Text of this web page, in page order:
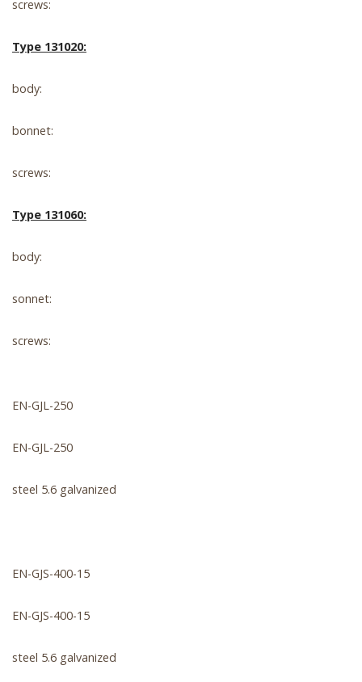
screws:
Type 131020:
body:
bonnet:
screws:
Type 131060:
body:
sonnet:
screws:
EN-GJL-250
EN-GJL-250
steel 5.6 galvanized
EN-GJS-400-15
EN-GJS-400-15
steel 5.6 galvanized